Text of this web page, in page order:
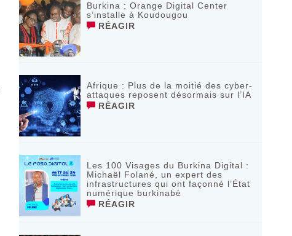
Burkina : Orange Digital Center
s’installe à Koudougou
RÉAGIR
Afrique : Plus de la moitié des cyber-
attaques reposent désormais sur l’IA
RÉAGIR
Les 100 Visages du Burkina Digital :
Michaël Folané, un expert des
infrastructures qui ont façonné l’État
numérique burkinabè
RÉAGIR